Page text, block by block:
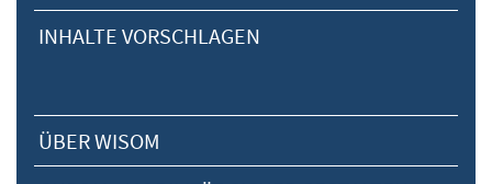
INHALTE VORSCHLAGEN
ÜBER WISOM